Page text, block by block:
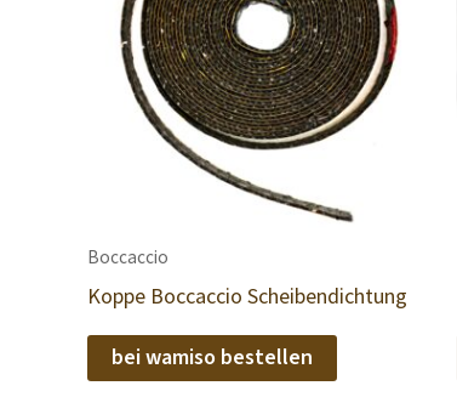
Boccaccio
Koppe Boccaccio Scheibendichtung
bei wamiso bestellen